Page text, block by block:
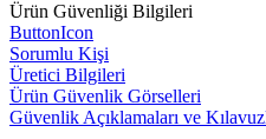
Ürün Güvenliği Bilgileri
ButtonIcon
Sorumlu Kişi
Üretici Bilgileri
Ürün Güvenlik Görselleri
Güvenlik Açıklamaları ve